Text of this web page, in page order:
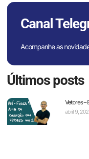
Canal
Acompanhe as
Últimos posts
Vetores –
abril 9,